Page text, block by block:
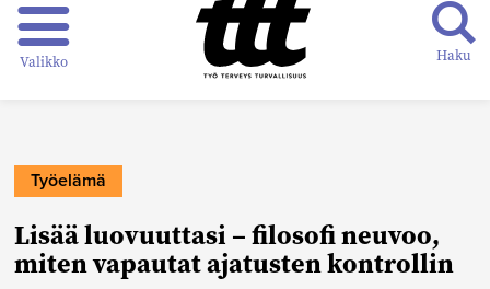
Valikko Haku
Työelämä
Lisää luovuuttasi – filosofi neuvoo,
miten vapautat ajatusten kontrollin